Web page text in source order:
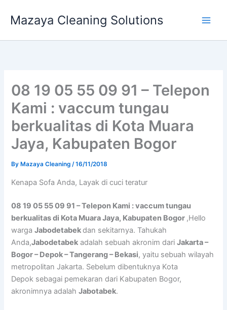
Mazaya Cleaning Solutions
08 19 05 55 09 91 – Telepon
Kami : vaccum tungau
berkualitas di Kota Muara
Jaya, Kabupaten Bogor
By Mazaya Cleaning/16/11/2018
Kenapa Sofa Andа, Layak di cuci teratur
08 19 05 55 09 91 – Telepon Kami : vaccum tungau
berkualitas di Kota Muara Jaya, Kabupaten Bogor ,Hello
wargaJabodetabekdan sekitarnya. Tahukah
Anda,Jabodetabek adalah sebuah akronim dariJakarta –
Bogor – Depok – Tangerang – Bekasi, yaitu sebuah wilayah
metropolitan Jakarta. Sebelum dibentuknya Kota
Depok sebagai pemekaran dari Kabupaten Bogor,
akronimnya adalahJabotabek.